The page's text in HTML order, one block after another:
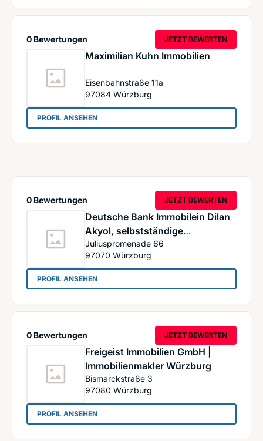
Maximilian Kuhn Immobilien
Eisenbahnstraße 11a
97084 Würzburg
0 Bewertungen JETZT BEWERTEN
PROFIL ANSEHEN: Maximilian Kuhn Immobilien
Deutsche Bank Immobilein Dilan
Akyol, selbstständige
Immobilienberaterin
Juliuspromenade 66
97070 Würzburg
0 Bewertungen JETZT BEWERTEN
PROFIL ANSEHEN: Deutsche Bank Immobilein Dilan Akyol,
Freigeist Immobilien GmbH |
Immobilienmakler Würzburg
Bismarckstraße 3
97080 Würzburg
0 Bewertungen JETZT BEWERTEN
PROFIL ANSEHEN: Freigeist Immobilien GmbH | Immobilienmakler